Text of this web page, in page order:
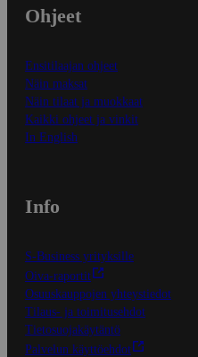
Ohjeet
Ensitilaajan ohjeet
Näin maksat
Näin tilaat ja muokkaat
Kaikki ohjeet ja vinkit
In English
Info
S-Business yrityksille
Oiva-raportit
Osuuskauppojen yhteystiedot
Tilaus- ja toimitusehdot
Tietosuojakäytäntö
Palvelun käyttöehdot